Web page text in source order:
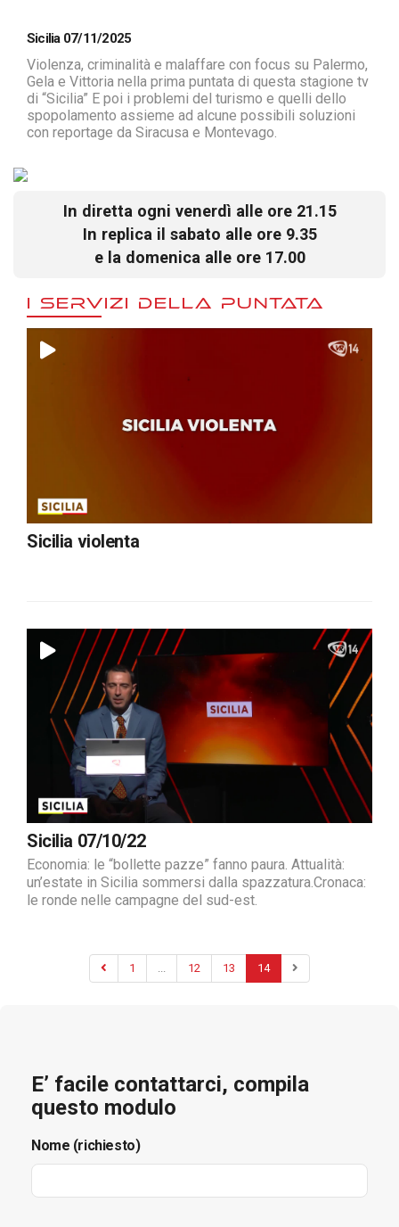
Sicilia 07/11/2025
Violenza, criminalità e malaffare con focus su Palermo,
Gela e Vittoria nella prima puntata di questa stagione tv
di “Sicilia” E poi i problemi del turismo e quelli dello
spopolamento assieme ad alcune possibili soluzioni
con reportage da Siracusa e Montevago.
In diretta ogni venerdì alle ore 21.15
In replica il sabato alle ore 9.35
e la domenica alle ore 17.00
I SERVIZI DELLA PUNTATA
Sicilia violenta
Sicilia 07/10/22
Economia: le “bollette pazze” fanno paura. Attualità:
un’estate in Sicilia sommersi dalla spazzatura.Cronaca:
le ronde nelle campagne del sud-est.
1 12 13 14
E’ facile contattarci, compila
questo modulo
Nome (richiesto)